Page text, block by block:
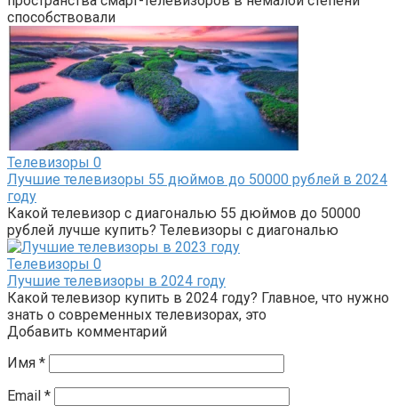
способствовали
Телевизоры 0
Лучшие телевизоры 55 дюймов до 50000 рублей в 2024
году
Какой телевизор с диагональю 55 дюймов до 50000
рублей лучше купить? Телевизоры с диагональю
Телевизоры 0
Лучшие телевизоры в 2024 году
Какой телевизор купить в 2024 году? Главное, что нужно
знать о современных телевизорах, это
Добавить комментарий
Имя *
Email *